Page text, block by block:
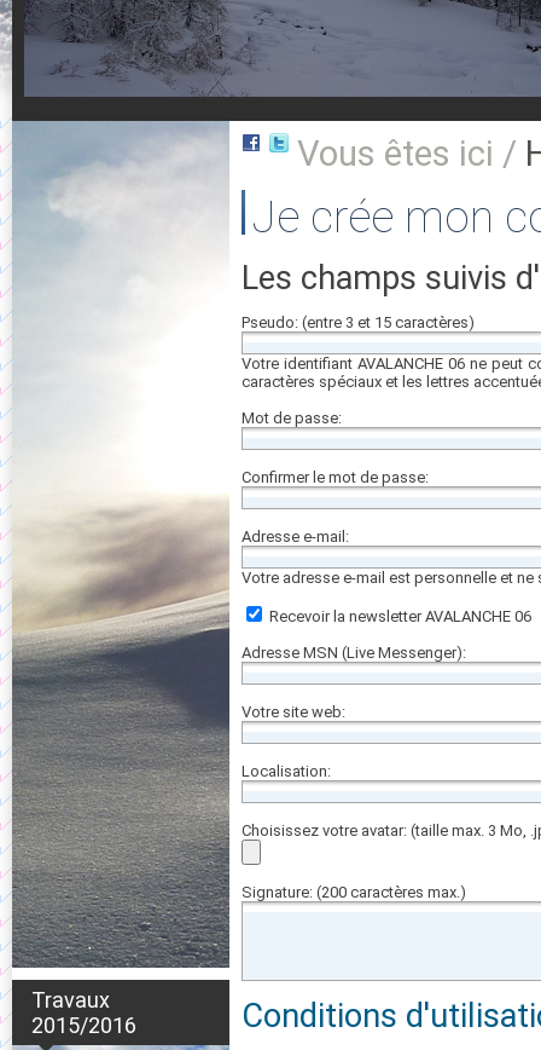
Travaux
2015/2016
Vous êtes ici /
Je crée mon
Les champs suivis
Pseudo: (entre 3 et 15 caractères)
Votre identifiant AVALANCHE 06 ne
caractères spéciaux et les lettres
Mot de passe:
Confirmer le mot de passe:
Adresse e-mail:
Votre adresse e-mail est personnelle et ne
Recevoir la newsletter AVALANCHE 06
Adresse MSN (Live Messenger):
Votre site web:
Localisation:
Choisissez votre avatar: (taille max. 3 Mo,
Signature: (200 caractères max.)
Conditions